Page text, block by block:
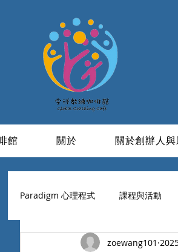
館 關於 關於創辦人
Paradigm 心理程式 課程與活動
學習與成長 信仰 活成
zoewang101